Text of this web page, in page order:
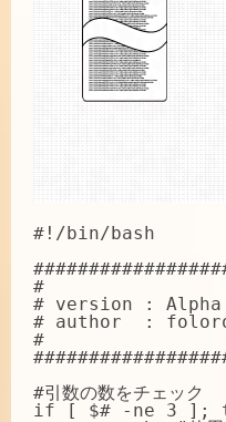
#!/bin/bash
#
# version : Alpha
# author  :
#
#引数の数をチェック
if [ $# -ne 3 ];